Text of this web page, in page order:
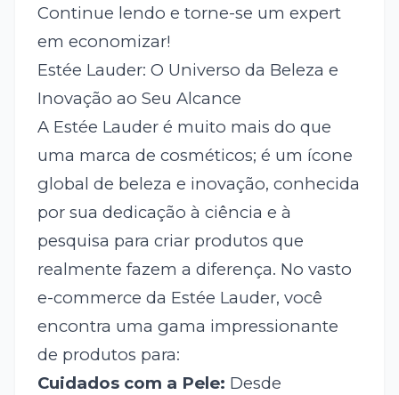
Continue lendo e torne-se um expert
em economizar!
Estée Lauder: O Universo da Beleza e
Inovação ao Seu Alcance
A Estée Lauder é muito mais do que
uma marca de cosméticos; é um ícone
global de beleza e inovação, conhecida
por sua dedicação à ciência e à
pesquisa para criar produtos que
realmente fazem a diferença. No vasto
e-commerce da Estée Lauder, você
encontra uma gama impressionante
de produtos para:
Cuidados com a Pele: Desde